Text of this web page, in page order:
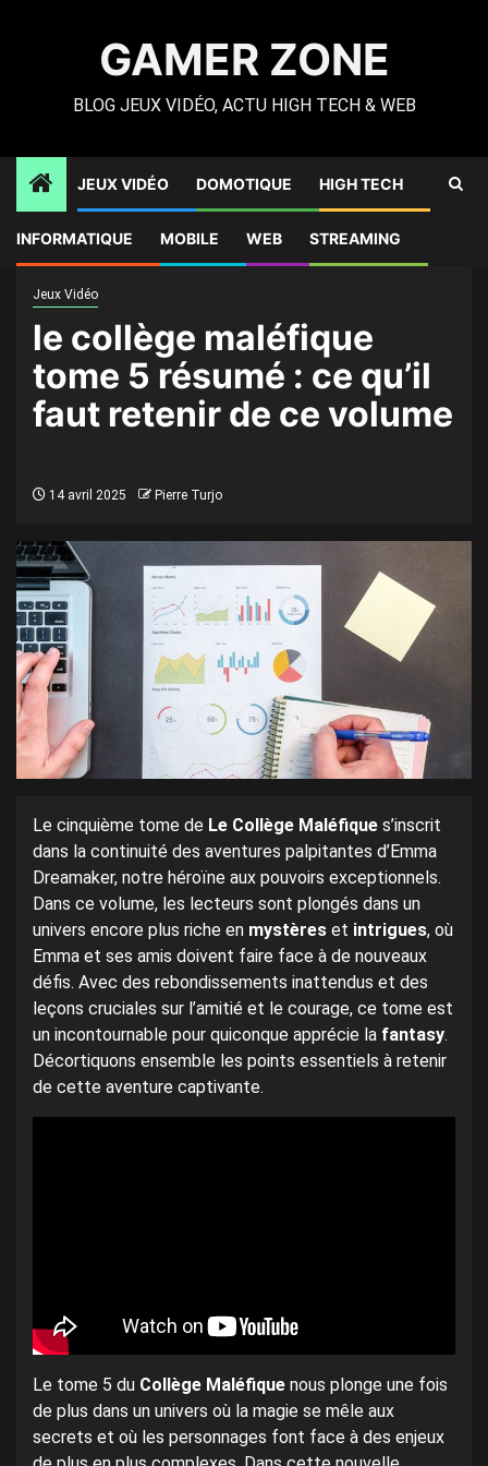
GAMER ZONE
BLOG JEUX VIDÉO, ACTU HIGH TECH & WEB
JEUX VIDÉO DOMOTIQUE HIGH TECH
INFORMATIQUE MOBILE WEB STREAMING
résumé : ce qu’il faut retenir de ce volume
Jeux Vidéo
le collège maléfique
tome 5 résumé : ce qu’il
faut retenir de ce volume
14 avril 2025 Pierre Turjo
Le cinquième tome de Le Collège Maléfique s’inscrit
dans la continuité des aventures palpitantes d’Emma
Dreamaker, notre héroïne aux pouvoirs exceptionnels.
Dans ce volume, les lecteurs sont plongés dans un
univers encore plus riche en mystères et intrigues, où
Emma et ses amis doivent faire face à de nouveaux
défis. Avec des rebondissements inattendus et des
leçons cruciales sur l’amitié et le courage, ce tome est
un incontournable pour quiconque apprécie la fantasy.
Décortiquons ensemble les points essentiels à retenir
de cette aventure captivante.
Le tome 5 du Collège Maléfique nous plonge une fois
de plus dans un univers où la magie se mêle aux
secrets et où les personnages font face à des enjeux